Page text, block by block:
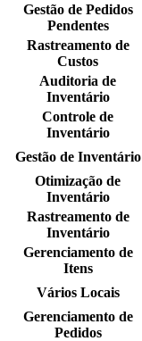
Gestão de Pedidos
Pendentes
Rastreamento de
Custos
Auditoria de
Inventário
Controle de
Inventário
Gestão de Inventário
Otimização de
Inventário
Rastreamento de
Inventário
Gerenciamento de
Itens
Vários Locais
Gerenciamento de
Pedidos